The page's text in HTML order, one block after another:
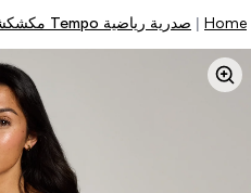
Home صدرية رياضية Tempo مكشكشة من الأمام من MP للسيدات - لون أسود